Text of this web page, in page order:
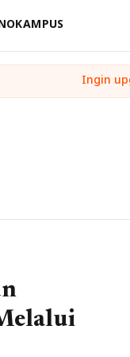
KAMPUS